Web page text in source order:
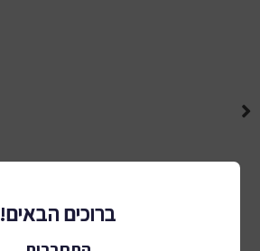
ברוכים הבאים!